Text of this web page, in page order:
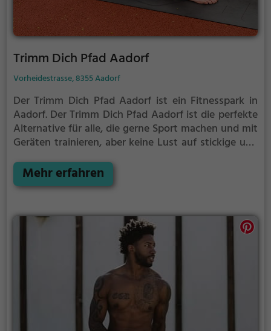
Trimm Dich Pfad Aadorf
Vorheidestrasse, 8355 Aadorf
Der Trimm Dich Pfad Aadorf ist ein Fitnesspark in
Aadorf. Der Trimm Dich Pfad Aadorf ist die perfekte
Alternative für alle, die gerne Sport machen und mit
Geräten trainieren, aber keine Lust auf stickige und
Mehr erfahren